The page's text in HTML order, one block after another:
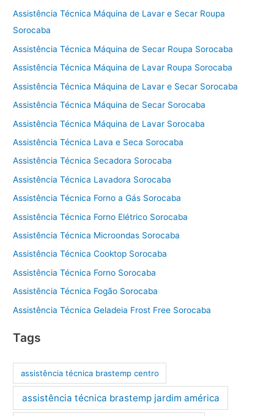
Assistência Técnica Máquina de Lavar e Secar Roupa
Sorocaba
Assistência Técnica Máquina de Secar Roupa Sorocaba
Assistência Técnica Máquina de Lavar Roupa Sorocaba
Assistência Técnica Máquina de Lavar e Secar Sorocaba
Assistência Técnica Máquina de Secar Sorocaba
Assistência Técnica Máquina de Lavar Sorocaba
Assistência Técnica Lava e Seca Sorocaba
Assistência Técnica Secadora Sorocaba
Assistência Técnica Lavadora Sorocaba
Assistência Técnica Forno a Gás Sorocaba
Assistência Técnica Forno Elétrico Sorocaba
Assistência Técnica Microondas Sorocaba
Assistência Técnica Cooktop Sorocaba
Assistência Técnica Forno Sorocaba
Assistência Técnica Fogão Sorocaba
Assistência Técnica Geladeia Frost Free Sorocaba
Tags
assistência técnica brastemp centro
assistência técnica brastemp jardim américa